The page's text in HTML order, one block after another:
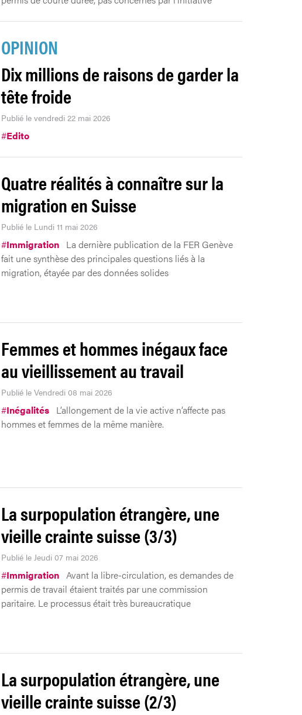
OPINION
Dix millions de raisons de garder la
tête froide
Publié le vendredi 22 mai 2026
#Edito
Quatre réalités à connaître sur la
migration en Suisse
Publié le Lundi 11 mai 2026
#Immigration La dernière publication de la FER Genève
fait une synthèse des principales questions liés à la
migration, étayée par des données solides
Femmes et hommes inégaux face
au vieillissement au travail
Publié le Vendredi 08 mai 2026
#Inégalités L’allongement de la vie active n’affecte pas
hommes et femmes de la même manière.
La surpopulation étrangère, une
vieille crainte suisse (3/3)
Publié le Jeudi 07 mai 2026
#Immigration Avant la libre-circulation, es demandes de
permis de travail étaient traités par une commission
paritaire. Le processus était très bureaucratique
La surpopulation étrangère, une
vieille crainte suisse (2/3)